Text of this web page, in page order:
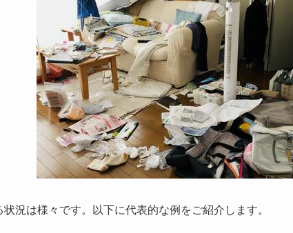
況は様々です。以下に代表的な例をご紹介します。